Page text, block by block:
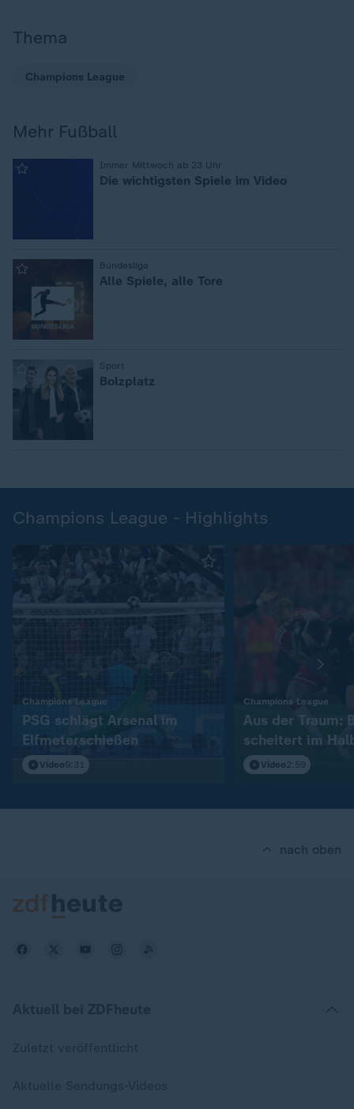
Thema
Champions League
Mehr Fußball
Immer Mittwoch ab 23 Uhr
Die wichtigsten Spiele im Video
Bundesliga
Alle Spiele, alle Tore
Sport
Bolzplatz
Champions League - Highlights
Champions League
PSG schlägt Arsenal im
Elfmeterschießen
Video9:31
Champions League
Aus der Traum:
scheitert im
Video2:59
nach oben